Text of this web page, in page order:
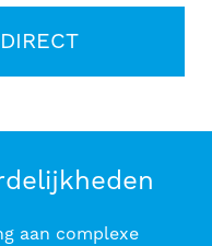
aan complexe